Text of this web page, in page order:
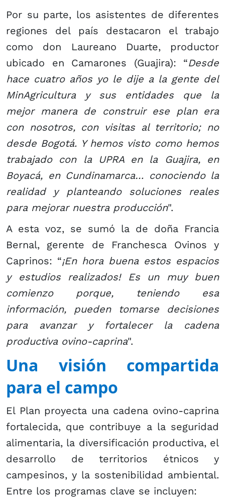
Por su parte, los asistentes de diferentes
regiones del país destacaron el trabajo
como don Laureano Duarte, productor
ubicado en Camarones (Guajira): “Desde
hace cuatro años yo le dije a la gente del
MinAgricultura y sus entidades que la
mejor manera de construir ese plan era
con nosotros, con visitas al territorio; no
desde Bogotá. Y hemos visto como hemos
trabajado con la UPRA en la Guajira, en
Boyacá, en Cundinamarca… conociendo la
realidad y planteando soluciones reales
para mejorar nuestra producción".
A esta voz, se sumó la de doña Francia
Bernal, gerente de Franchesca Ovinos y
Caprinos: “¡En hora buena estos espacios
y estudios realizados! Es un muy buen
comienzo porque, teniendo esa
información, pueden tomarse decisiones
para avanzar y fortalecer la cadena
productiva ovino-caprina".
Una visión compartida
para el campo
​El Plan proyecta una cadena ovino-caprina
fortalecida, que contribuye a la seguridad
alimentaria, la diversificación productiva, el
desarrollo de territorios étnicos y
campesinos, y la sostenibilidad ambiental.
Entre los programas clave se incluyen: